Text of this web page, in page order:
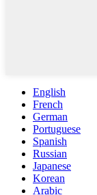
English
French
German
Portuguese
Spanish
Russian
Japanese
Korean
Arabic